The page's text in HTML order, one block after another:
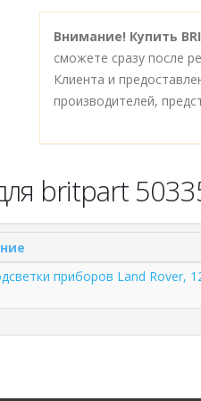
Внимание! Купить
сможете сразу после
Клиента и
производителей,
britpart
приборов Land Rover,